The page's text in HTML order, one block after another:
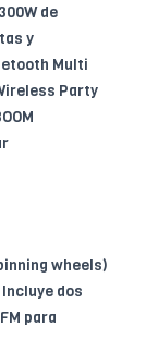
de
y
Multi
Party
wheels)
dos
para